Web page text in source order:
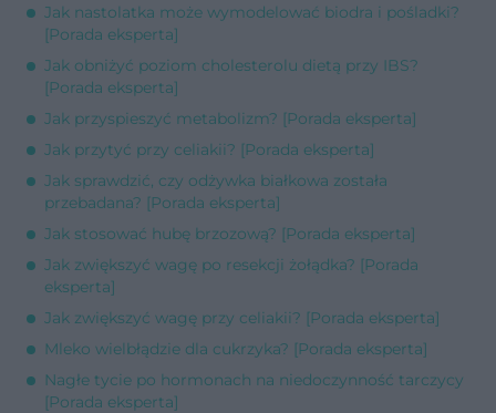
Jak nastolatka może wymodelować biodra i pośladki?
[Porada eksperta]
Jak obniżyć poziom cholesterolu dietą przy IBS?
[Porada eksperta]
Jak przyspieszyć metabolizm? [Porada eksperta]
Jak przytyć przy celiakii? [Porada eksperta]
Jak sprawdzić, czy odżywka białkowa została
przebadana? [Porada eksperta]
Jak stosować hubę brzozową? [Porada eksperta]
Jak zwiększyć wagę po resekcji żołądka? [Porada
eksperta]
Jak zwiększyć wagę przy celiakii? [Porada eksperta]
Mleko wielbłądzie dla cukrzyka? [Porada eksperta]
Nagłe tycie po hormonach na niedoczynność tarczycy
[Porada eksperta]